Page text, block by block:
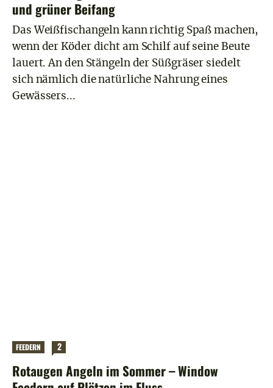
und grüner Beifang
Das Weißfischangeln kann richtig Spaß machen,
wenn der Köder dicht am Schilf auf seine Beute
lauert. An den Stängeln der Süßgräser siedelt
sich nämlich die natürliche Nahrung eines
Gewässers...
FEEDERN 2
Rotaugen Angeln im Sommer – Window